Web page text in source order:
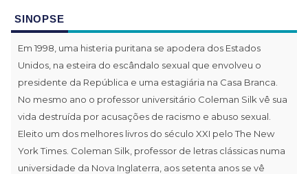
SINOPSE
Em 1998, uma histeria puritana se apodera dos Estados
Unidos, na esteira do escândalo sexual que envolveu o
presidente da República e uma estagiária na Casa Branca.
No mesmo ano o professor universitário Coleman Silk vê sua
vida destruída por acusações de racismo e abuso sexual.
Eleito um dos melhores livros do século XXI pelo The New
York Times. Coleman Silk, professor de letras clássicas numa
universidade da Nova Inglaterra, aos setenta anos se vê